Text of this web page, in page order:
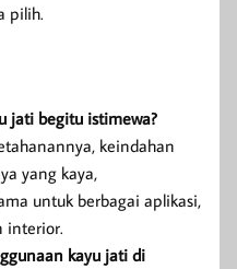
pilih.
jati begitu istimewa?
keindahan
yang kaya,
untuk berbagai aplikasi,
interior.
kayu jati di